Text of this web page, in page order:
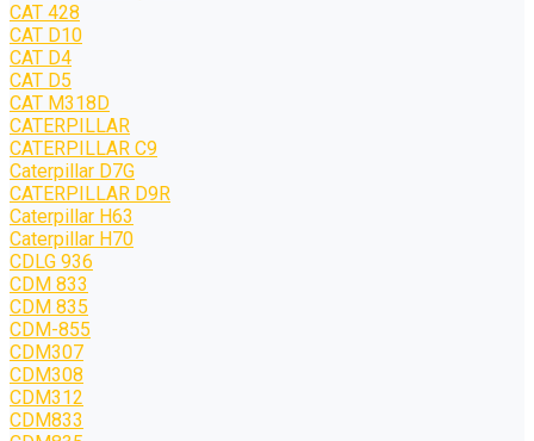
CAT 428
CAT D10
CAT D4
CAT D5
CAT M318D
CATERPILLAR
CATERPILLAR C9
Caterpillar D7G
CATERPILLAR D9R
Caterpillar H63
Caterpillar H70
CDLG 936
CDM 833
CDM 835
CDM-855
CDM307
CDM308
CDM312
CDM833